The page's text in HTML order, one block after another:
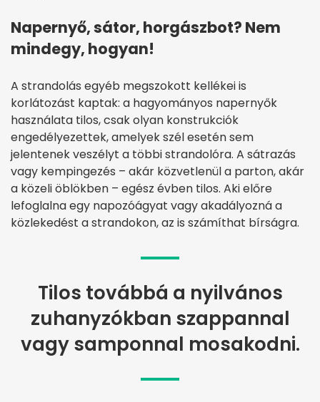
Napernyő, sátor, horgászbot? Nem
mindegy, hogyan!
A strandolás egyéb megszokott kellékei is
korlátozást kaptak: a hagyományos napernyők
használata tilos, csak olyan konstrukciók
engedélyezettek, amelyek szél esetén sem
jelentenek veszélyt a többi strandolóra. A sátrazás
vagy kempingezés – akár közvetlenül a parton, akár
a közeli öblökben – egész évben tilos. Aki előre
lefoglalna egy napozóágyat vagy akadályozná a
közlekedést a strandokon, az is számíthat bírságra.
Tilos továbbá a nyilvános
zuhanyzókban szappannal
vagy samponnal mosakodni.